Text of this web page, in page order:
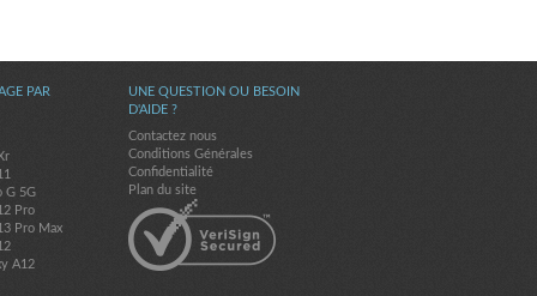
UNE QUESTION OU BESOIN
D'AIDE ?
Contactez nous
Conditions Générales
Confidentialité
Plan du site
PAR
G 5G
Pro
Pro Max
A12